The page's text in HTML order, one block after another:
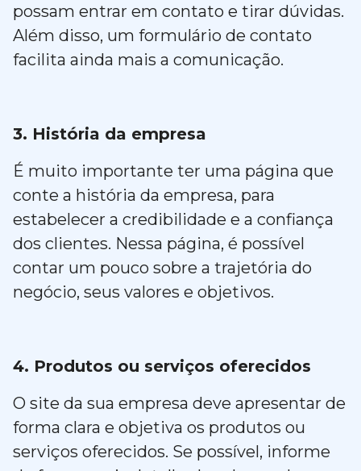
possam entrar em contato e tirar dúvidas.
Além disso, um formulário de contato
facilita ainda mais a comunicação.
3. História da empresa
É muito importante ter uma página que
conte a história da empresa, para
estabelecer a credibilidade e a confiança
dos clientes. Nessa página, é possível
contar um pouco sobre a trajetória do
negócio, seus valores e objetivos.
4. Produtos ou serviços oferecidos
O site da sua empresa deve apresentar de
forma clara e objetiva os produtos ou
serviços oferecidos. Se possível, informe